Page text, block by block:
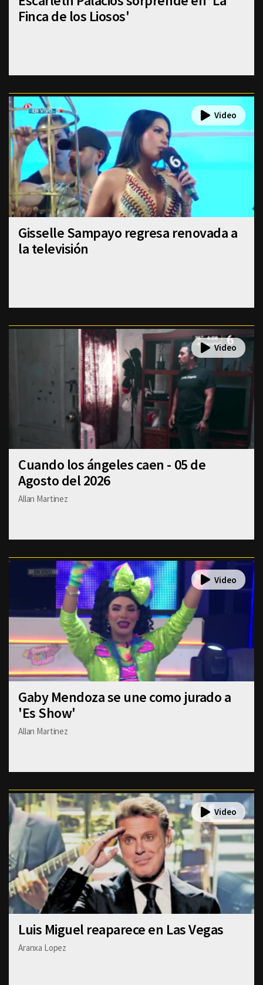
Finca de los Liosos'
Gisselle Sampayo regresa renovada a
la televisión
Cuando los ángeles caen - 05 de
Agosto del 2026
Allan Martinez
Gaby Mendoza se une como jurado a
'Es Show'
Allan Martinez
Luis Miguel reaparece en Las Vegas
Aranxa Lopez